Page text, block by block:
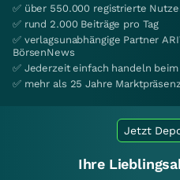
✅ über 550.000 registrierte
✅ rund 2.000 Beiträge pro Tag
✅ verlagsunabhängige Partner
BörsenNews
✅ Jederzeit einfach handeln beim
✅ mehr als 25 Jahre
Jetzt
Ihre